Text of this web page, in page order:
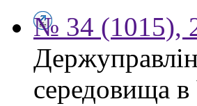
№ 34 (1015),
середовища в